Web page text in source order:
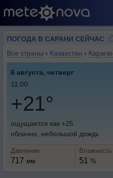
ПОГОДА В САРАНИ СЕЙЧАС
Все страны › Казахстан ›
6 августа, четверг
11:00
+21°
ощущается как +25
облачно, небольшой дождь
Давление
717 мм
Влажность
51 %